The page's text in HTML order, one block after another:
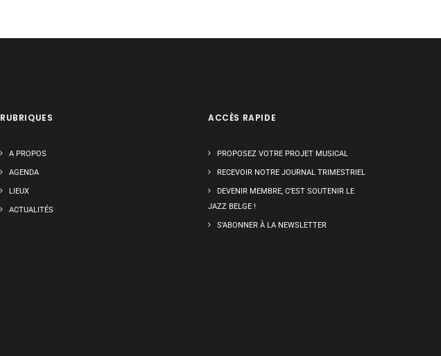
RUBRIQUES
A PROPOS
AGENDA
LIEUX
ACTUALITÉS
ACCÈS RAPIDE
PROPOSEZ VOTRE PROJET MUSICAL
RECEVOIR NOTRE JOURNAL TRIMESTRIEL
DEVENIR MEMBRE, C’EST SOUTENIR LE
JAZZ BELGE !
S’ABONNER À LA NEWSLETTER